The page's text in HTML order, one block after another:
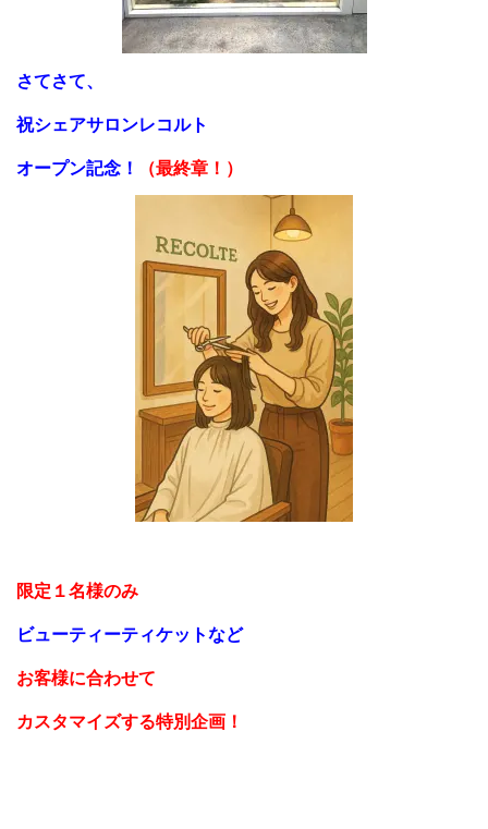
さてさて、
祝シェアサロンレコルト
オープン記念！ （最終章！）
限定１名様のみ
ビューティーティケットなど
お客様に合わせて
カスタマイズする特別企画！